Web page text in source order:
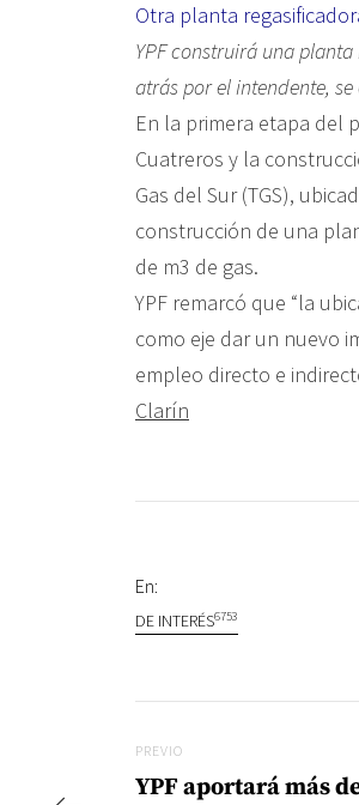
Otra planta
YPF construirá una
atrás por el intendente, se
En la primera etapa del
Cuatreros y la
Gas del Sur (TGS),
construcción de una
de m3 de gas.
YPF remarcó que “la
como eje dar un nuevo
empleo directo e
Clarín
En:
DE INTERÉS6753
Previo
PREVIO
YPF aportará más